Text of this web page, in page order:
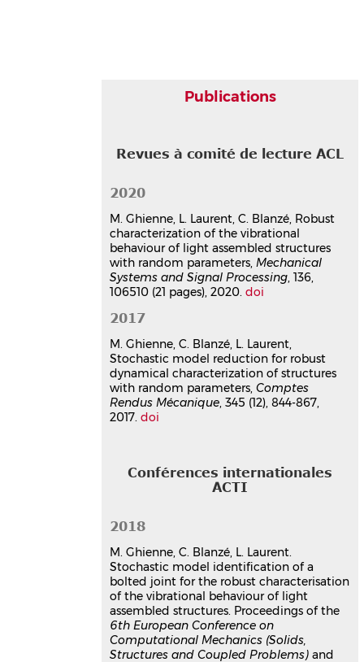
Martin Ghienne,Claude Blanzé
Laurent
Structures Technology, Sep 2018,
Stochastic model identification
of a bolted joint for the robust
characterisation of the
vibrational behaviour of light
assembled structures
Martin Ghienne
6th European Conference on
Computational Mechanics (ECCM 6)
Jun 2018, Glasgow, United Kingdom
Communication dans un congrès
hal-01817915v1
structure assemblée
Martin Ghienne,Claude Blanzé,Luc
Les assemblages mécaniques:
2017, Saint-Ouen, France
Communication dans un congrès
hal-01567255v1
Réduction de Modèle
Stochastique pour la
caractérisation robuste du
Publications
Revues à comité de lecture ACL
2020
M. Ghienne, L. Laurent, C. Blanzé, Robust
characterization of the vibrational
behaviour of light assembled structures
with random parameters,Mechanical
Systems and Signal Processing, 136,
106510 (21 pages), 2020.doi
2017
M. Ghienne, C. Blanzé, L. Laurent,
Stochastic model reduction for robust
dynamical characterization of structures
with random parameters,Comptes
Rendus Mécanique, 345 (12), 844-867,
2017.doi
Conférences internationales
ACTI
2018
M. Ghienne, C. Blanzé, L. Laurent.
Stochastic model identification of a
bolted joint for the robust characterisation
of the vibrational behaviour of light
assembled structures. Proceedings of the
6th European Conference on
Computational Mechanics (Solids,
Structures and Coupled Problems) and